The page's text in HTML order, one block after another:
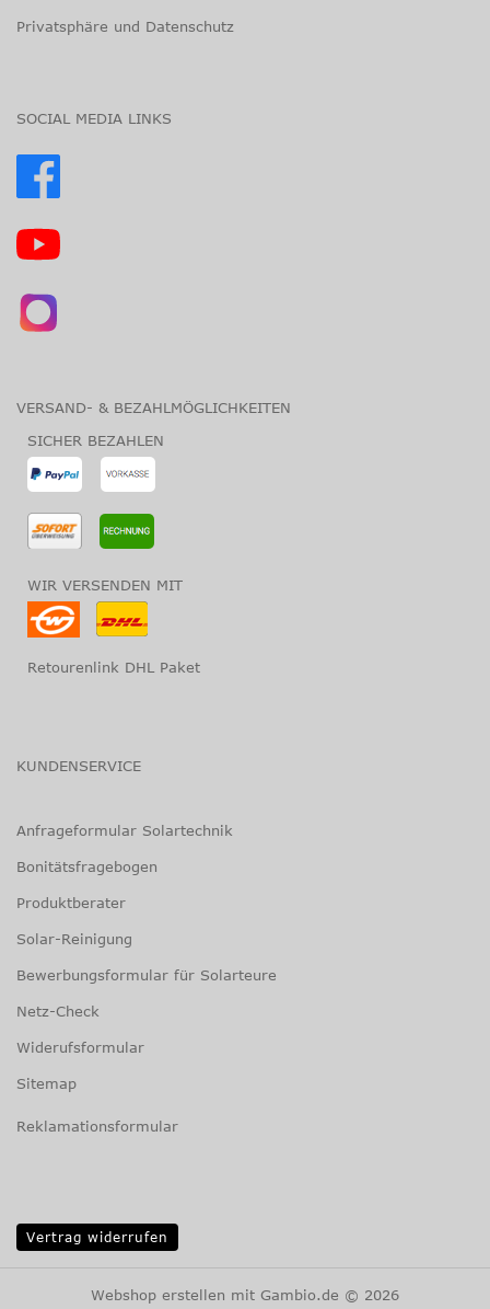
Privatsphäre und Datenschutz
SOCIAL MEDIA LINKS
VERSAND- & BEZAHLMÖGLICHKEITEN
SICHER BEZAHLEN
WIR VERSENDEN MIT
Retourenlink DHL Paket
KUNDENSERVICE
Anfrageformular Solartechnik
Bonitätsfragebogen
Produktberater
Solar-Reinigung
Bewerbungsformular für Solarteure
Netz-Check
Widerufsformular
Sitemap
Reklamationsformular
Vertrag widerrufen
Webshop erstellen mit Gambio.de © 2026